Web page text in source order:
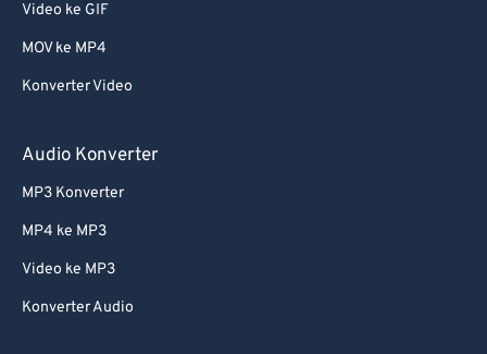
Video ke GIF
MOV ke MP4
Konverter Video
Audio Konverter
MP3 Konverter
MP4 ke MP3
Video ke MP3
Konverter Audio